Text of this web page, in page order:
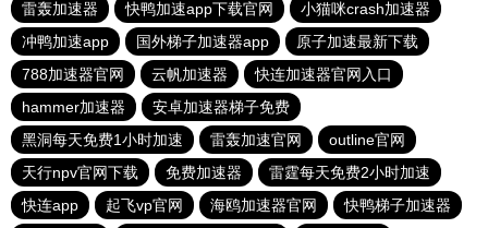
雷轰加速器 快鸭加速app下载官网
小猫咪crash加速器
冲鸭加速app
国外梯子加速器app
原子加速最新下载
788加速器官网
云帆加速器
快连加速器官网入口
hammer加速器
安卓加速器梯子免费
黑洞每天免费1小时加速
雷轰加速官网
outline官网
天行npv官网下载
免费加速器
雷霆每天免费2小时加速
快连app
起飞vp官网 海鸥加速器官网
快鸭梯子加速器